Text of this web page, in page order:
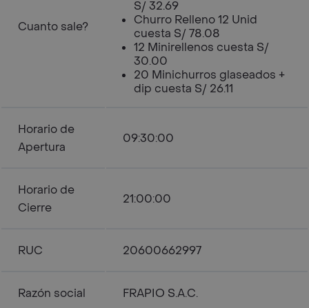
Cuanto sale?
S/ 32.69
Churro Relleno 12 Unid
cuesta S/ 78.08
12 Minirellenos cuesta S/
30.00
20 Minichurros glaseados +
dip cuesta S/ 26.11
Horario de
Apertura
09:30:00
Horario de
Cierre
21:00:00
RUC 20600662997
Razón social FRAPIO S.A.C.